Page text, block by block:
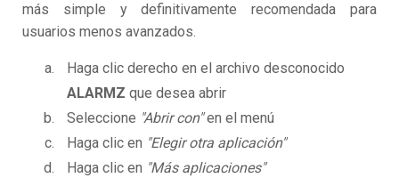
más simple y definitivamente recomendada para
usuarios menos avanzados.
Haga clic derecho en el archivo desconocido
ALARMZ que desea abrir
Seleccione "Abrir con"en el menú
Haga clic en "Elegir otra aplicación"
Haga clic en "Más aplicaciones"